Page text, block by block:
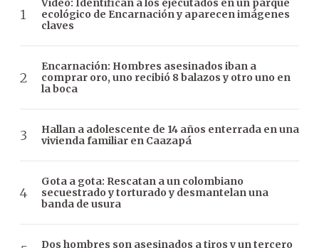
Video: Identifican a los ejecutados en un parque
ecológico de Encarnación y aparecen imágenes
claves
Encarnación: Hombres asesinados iban a
comprar oro, uno recibió 8 balazos y otro uno en
la boca
Hallan a adolescente de 14 años enterrada en una
vivienda familiar en Caazapá
Gota a gota: Rescatan a un colombiano
secuestrado y torturado y desmantelan una
banda de usura
Dos hombres son asesinados a tiros y un tercero